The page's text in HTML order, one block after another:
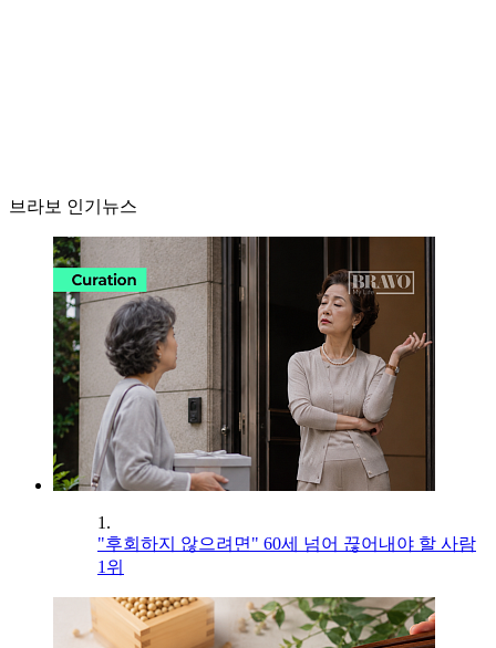
브라보 인기뉴스
1.
"후회하지 않으려면" 60세 넘어 끊어내야 할 사람
1위